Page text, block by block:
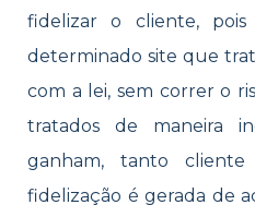
fidelizar o cliente,
determinado site que
com a lei, sem correr o
tratados de maneira
ganham, tanto
fidelização é gerada de